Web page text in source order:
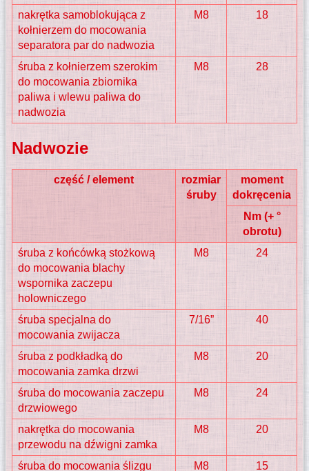
nakrętka samoblokująca z
kołnierzem do mocowania
separatora par do nadwozia
M8 18
śruba z kołnierzem szerokim
do mocowania zbiornika
paliwa i wlewu paliwa do
nadwozia
M8 28
Nadwozie
część / element
rozmiar
śruby
moment
dokręcenia
Nm (+ °
obrotu)
śruba z końcówką stożkową
do mocowania blachy
wspornika zaczepu
holowniczego
M8 24
śruba specjalna do
mocowania zwijacza
7/16” 40
śruba z podkładką do
mocowania zamka drzwi
M8 20
śruba do mocowania zaczepu
drzwiowego
M8 24
nakrętka do mocowania
przewodu na dźwigni zamka
M8 20
śruba do mocowania ślizgu M8 15